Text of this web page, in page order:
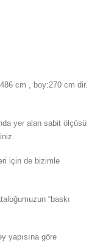
cm , boy:270 cm dir.
yer alan sabit ölçüsü
için de bizimle
“baskı
yapısına göre